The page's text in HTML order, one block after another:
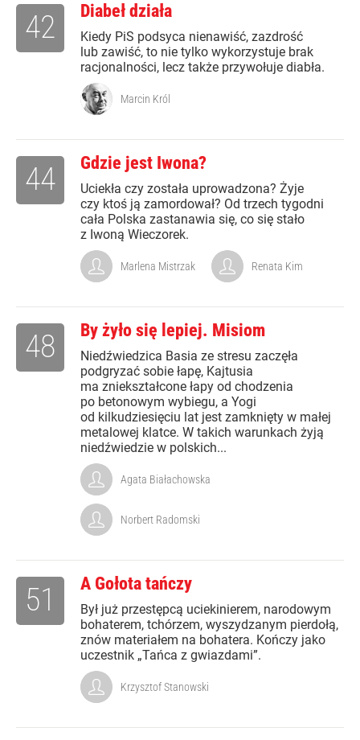
Diabeł działa
Kiedy PiS podsyca nienawiść, zazdrość
lub zawiść, to nie tylko wykorzystuje brak
racjonalności, lecz także przywołuje diabła.
42
Marcin Król
Gdzie jest Iwona?
Uciekła czy została uprowadzona? Żyje
czy ktoś ją zamordował? Od trzech tygodni
cała Polska zastanawia się, co się stało
z Iwoną Wieczorek.
44
Marlena Mistrzak Renata Kim
By żyło się lepiej. Misiom
Niedźwiedzica Basia ze stresu zaczęła
podgryzać sobie łapę, Kajtusia
ma zniekształcone łapy od chodzenia
po betonowym wybiegu, a Yogi
od kilkudziesięciu lat jest zamknięty w małej
metalowej klatce. W takich warunkach żyją
niedźwiedzie w polskich...
48
Agata Białachowska
Norbert Radomski
A Gołota tańczy
Był już przestępcą uciekinierem, narodowym
bohaterem, tchórzem, wyszydzanym pierdołą,
znów materiałem na bohatera. Kończy jako
uczestnik „Tańca z gwiazdami”.
51
Krzysztof Stanowski